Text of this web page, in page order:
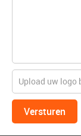
Versturen